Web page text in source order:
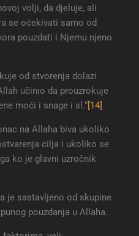
volji, da djeluje, ali
se očekivati samo od
pouzdati i Njemu njeno
od stvorenja dolazi
učinio da prouzrokuje
moći i snage i sl.“[14]
na Allaha biva ukoliko
cilja i ukoliko se
ko je glavni uzročnik
je sastavljeno od skupine
pouzdanja u Allaha.